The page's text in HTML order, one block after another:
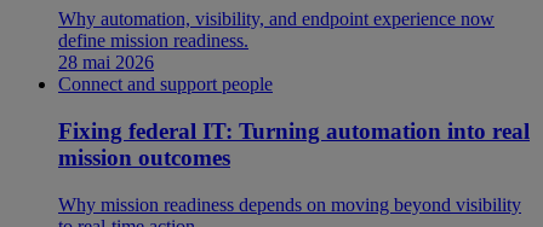
Why automation, visibility, and endpoint experience now
define mission readiness.
28 mai 2026
Connect and support people
Fixing federal IT: Turning automation into real
mission outcomes
Why mission readiness depends on moving beyond visibility